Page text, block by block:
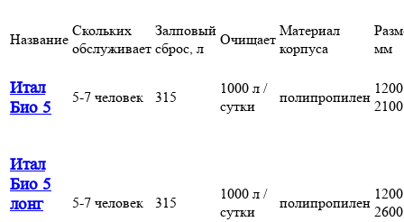
Название
Скольких
обслуживает
Залповый
сброс, л
Очищает
Материал
корпуса
мм
Итал
Био 5
5-7 человек 315
1000 л /
сутки
полипропилен
2100
Итал
Био 5
лонг
5-7 человек 315
1000 л /
сутки
полипропилен
2600